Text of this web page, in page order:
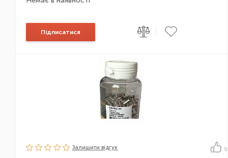
Підписатися
Залишити вiдгук 0